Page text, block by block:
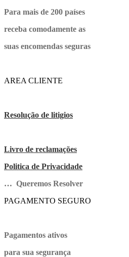
Para mais de 200 países
receba comodamente as
suas encomendas seguras
AREA CLIENTE
Resolução de litigios
Livro de reclamações
Politica de Privacidade
… Queremos Resolver
PAGAMENTO SEGURO
Pagamentos ativos
para sua segurança